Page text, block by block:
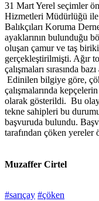
31 Mart Yerel seçimler
Hizmetleri Müdürlüğü
Balıkçıları Koruma
ayaklarının bulunduğu
oluşan çamur ve taş
gerçekleştirilmişti. Ağır
çalışmaları sırasında
Edinilen bilgiye göre,
çalışmalarında
olarak gösterildi. Bu
tekne sahipleri bu
başvuruda bulundu.
tarafından çöken
Muzaffer Cirtel
#sarıçay #çöken